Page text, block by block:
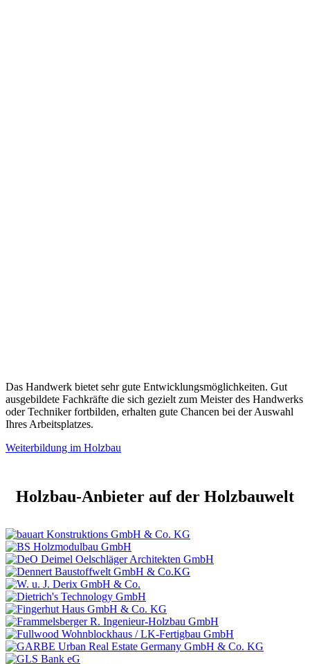
Das Handwerk bietet sehr gute Entwicklungsmöglichkeiten. Gut
ausgebildete Fachkräfte die sich gezielt zum Meister des Handwerks
oder Techniker fortbilden, erhalten gute Chancen bei der Auswahl
Ihres Arbeitsplatzes.
Weiterbildung im Holzbau
Holzbau-Anbieter auf der Holzbauwelt